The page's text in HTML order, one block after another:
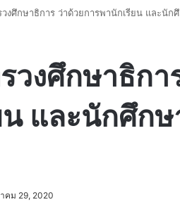
วงศึกษาธิการ ว่าด้วยการพานักเรียน และนั
วงศึกษาธิกา
น และนักศึก
คม 29, 2020